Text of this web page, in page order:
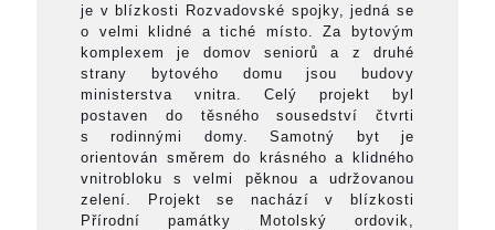
je v blízkosti Rozvadovské spojky, jedná se
o velmi klidné a tiché místo. Za bytovým
komplexem je domov seniorů a z druhé
strany bytového domu jsou budovy
ministerstva vnitra. Celý projekt byl
postaven do těsného sousedství čtvrti
s rodinnými domy. Samotný byt je
orientován směrem do krásného a klidného
vnitrobloku s velmi pěknou a udržovanou
zelení. Projekt se nachází v blízkosti
Přírodní památky Motolský ordovik,